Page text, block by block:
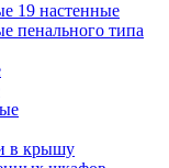
19 настенные
пенального типа
в крышу